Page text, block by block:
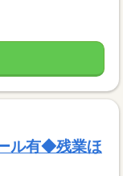
ル有◆残業ほ